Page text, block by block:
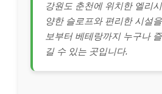
강원도 춘천에 위치한 엘리
양한 슬로프와 편리한 시설
보부터 베테랑까지 누구나
길 수 있는 곳입니다.